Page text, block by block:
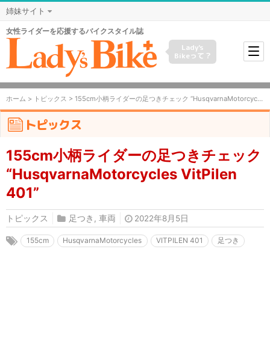
姉妹サイト
女性ライダーを応援するバイクスタイル誌
Lady's
Bikeって？
ホーム > トピックス > 155cm小柄ライダーの足つきチェック “HusqvarnaMotorcycles VitPilen 401”
トピックス
155cm小柄ライダーの足つきチェック
“HusqvarnaMotorcycles VitPilen
401”
トピックス 足つき ,車両 2022年8月5日
155cm HusqvarnaMotorcycles VITPILEN 401 足つき